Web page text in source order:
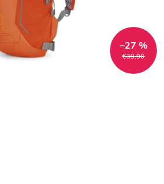
€39,90
–27 %